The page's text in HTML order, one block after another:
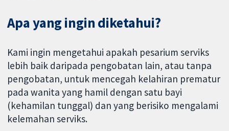
Apa yang ingin diketahui?
Kami ingin mengetahui apakah pesarium serviks
lebih baik daripada pengobatan lain, atau tanpa
pengobatan, untuk mencegah kelahiran prematur
pada wanita yang hamil dengan satu bayi
(kehamilan tunggal) dan yang berisiko mengalami
kelemahan serviks.